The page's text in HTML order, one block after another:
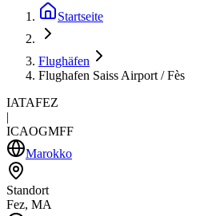
Startseite
Flughäfen
Flughafen Saiss Airport / Fès
IATAFEZ
|
ICAOGMFF
Marokko
Standort
Fez, MA